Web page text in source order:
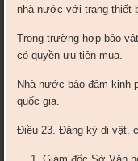
nhà nước với trang thiết
Trong trường hợp bảo
có quyền ưu tiên mua.
Nhà nước bảo đảm kinh
quốc gia.
Điều 23. Đăng ký di vật,